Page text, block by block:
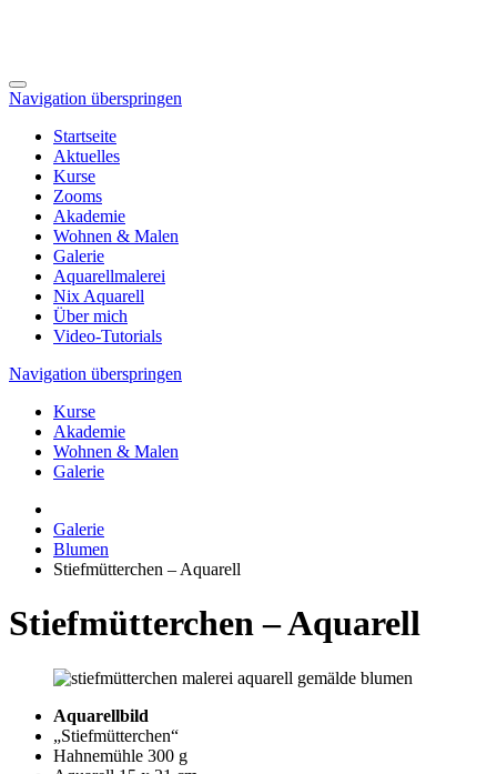
Navigation überspringen
Startseite
Aktuelles
Kurse
Zooms
Akademie
Wohnen & Malen
Galerie
Aquarellmalerei
Nix Aquarell
Über mich
Video-Tutorials
Navigation überspringen
Kurse
Akademie
Wohnen & Malen
Galerie
Galerie
Blumen
Stiefmütterchen – Aquarell
Stiefmütterchen – Aquarell
Aquarellbild
„Stiefmütterchen“
Hahnemühle 300 g